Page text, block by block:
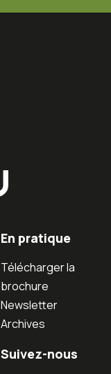
En pratique
Télécharger la
brochure
Newsletter
Archives
Suivez-nous